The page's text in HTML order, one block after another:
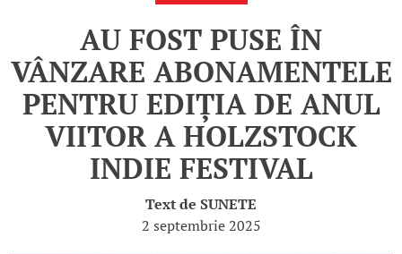
AU FOST PUSE ÎN
VÂNZARE ABONAMENTELE
PENTRU EDIȚIA DE ANUL
VIITOR A HOLZSTOCK
INDIE FESTIVAL
Text de SUNETE
2 septembrie 2025